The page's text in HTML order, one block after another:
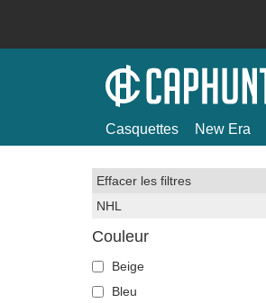
Casquettes New Era
Effacer les filtres
NHL
Couleur
Beige
Bleu